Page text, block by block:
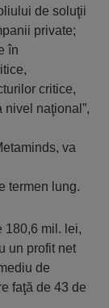
de soluţii
private;
în
critice,
naţional”,
va
termen lung.
180,6 mil. lei,
un profit net
de
faţă de 43 de